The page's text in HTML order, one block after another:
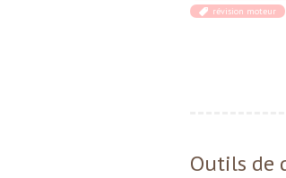
révision moteur
Outils de